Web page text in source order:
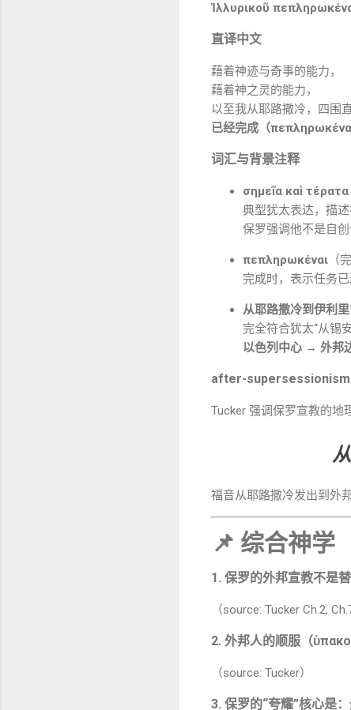
Ἰλλυρικοῦ
直译中文
藉着神迹与奇事的能力，
藉着神之灵的能力，
以至我从耶路撒冷，四围
已经完成（
词汇与背景注释
σημεῖα καὶ τέρατα
典型犹太表达，描述
保罗强调他不是自
πεπληρωκέναι （
完成时，表示任务已
从耶路撒冷到伊利
完全符合犹太“从锡
以色列中心 → 外邦
after-supersessionism
Tucker 强调保罗宣教的地
福音从耶路撒冷发出到外
📌 综合神学
1. 保罗的外邦宣教不是
（source: Tucker Ch.2,
2. 外邦人的顺服（
（source: Tucker）
3. 保罗的“夸耀”核心是